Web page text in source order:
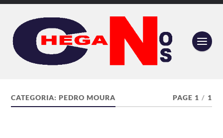
CATEGORIA:PEDRO MOURA PAGE 1 / 1